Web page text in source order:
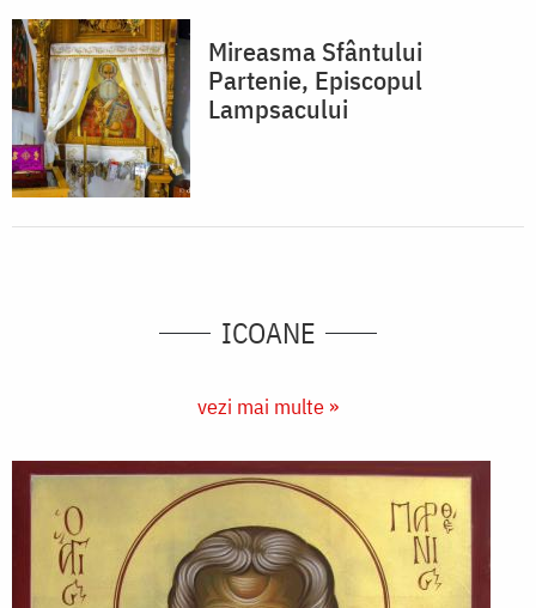
Mireasma Sfântului
Partenie, Episcopul
Lampsacului
ICOANE
vezi mai multe »